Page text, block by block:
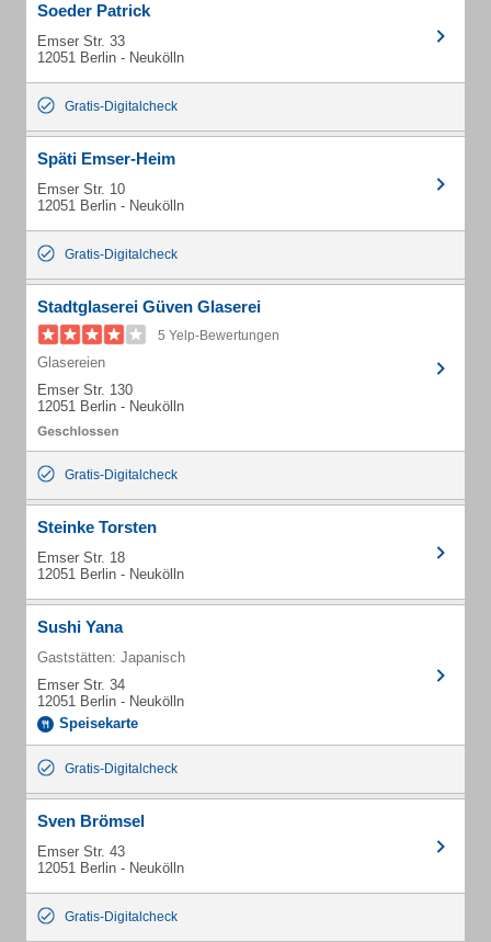
Soeder Patrick
Emser Str. 33
12051 Berlin - Neukölln
Gratis-Digitalcheck
Späti Emser-Heim
Emser Str. 10
12051 Berlin - Neukölln
Gratis-Digitalcheck
Stadtglaserei Güven Glaserei
5 Yelp-Bewertungen
Glasereien
Emser Str. 130
12051 Berlin - Neukölln
Gratis-Digitalcheck
Steinke Torsten
Emser Str. 18
12051 Berlin - Neukölln
Sushi Yana
Gaststätten: Japanisch
Emser Str. 34
12051 Berlin - Neukölln
Speisekarte
Gratis-Digitalcheck
Sven Brömsel
Emser Str. 43
12051 Berlin - Neukölln
Gratis-Digitalcheck